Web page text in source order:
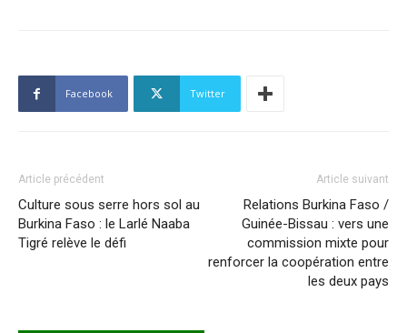
Facebook Twitter
Article précédent
Culture sous serre hors sol au
Burkina Faso : le Larlé Naaba
Tigré relève le défi
Article suivant
Relations Burkina Faso /
Guinée-Bissau : vers une
commission mixte pour
renforcer la coopération entre
les deux pays